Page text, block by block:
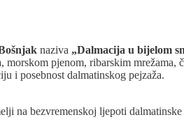
naziva „Dalmacija u bijelom
pjenom, ribarskim
i posebnost dalmatinskog pejzaža.
na bezvremenskoj ljepoti